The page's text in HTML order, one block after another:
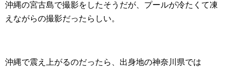
沖縄の宮古島で撮影をしたそうだが、プールが冷たくて凍
えながらの撮影だったらしい。
沖縄で震え上がるのだったら、出身地の神奈川県では